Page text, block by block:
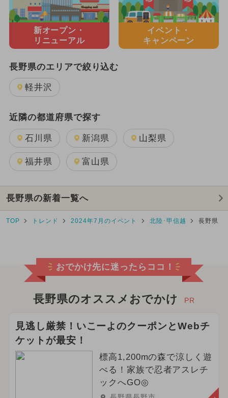
新オープン・
リニューアル
イベント・
キャンペーン
長野県のエリアで絞り込む
軽井沢
近隣の都道府県で探す
石川県 新潟県 山梨県
福井県 富山県
長野県の新着一覧へ
TOP トレンド 2024年7月のイベント 北陸･甲信越 長野県
おでかけ先に迷ったらココ！
長野県のオススメおでかけ PR
見逃し厳禁！いこーよのクーポンとWebチ
ケットが最安！
標高1,200mの森で涼しく遊
べる！家族で忍者アスレチ
ックへGO◎